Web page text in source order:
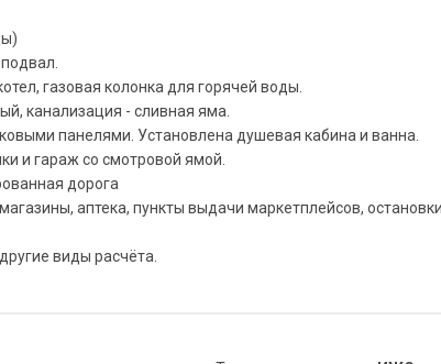
газовая колонка для горячей воды.
канализация - сливная яма.
панелями. Установлена душевая кабина и ванна.
и гараж со смотровой ямой.
дорога
аптека, пункты выдачи маркетплейсов,
виды расчёта.